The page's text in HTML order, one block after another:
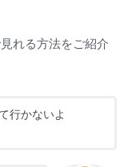
れる方法をご紹介
行かないよ